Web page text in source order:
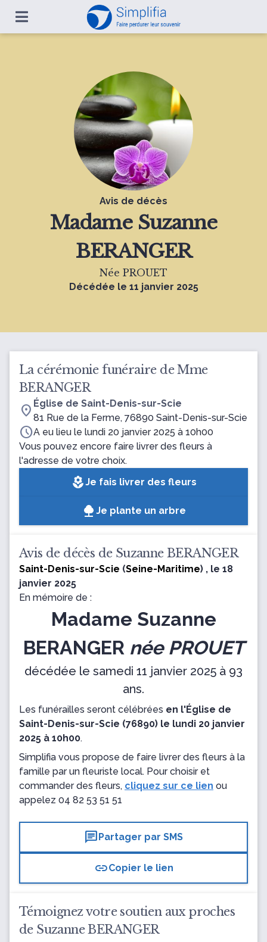
Avis de décès
Madame Suzanne
BERANGER
Née PROUET
Décédée le 11 janvier 2025
La cérémonie funéraire de Mme
BERANGER
location_on Église de Saint-Denis-sur-Scie
81 Rue de la Ferme, 76890 Saint-Denis-sur-Scie
scheduleA eu lieu le lundi 20 janvier 2025 à 10h00
Vous pouvez encore faire livrer des fleurs à
l'adresse de votre choix.
local_floristJe fais livrer des fleurs
Je plante un arbre
Avis de décès de Suzanne BERANGER
Saint-Denis-sur-Scie (Seine-Maritime) , le 18
janvier 2025
En mémoire de :
Madame Suzanne
BERANGER née PROUET
décédée le samedi 11 janvier 2025 à 93
ans.
Les funérailles seront célébrées en l'Église de
Saint-Denis-sur-Scie (76890) le lundi 20 janvier
2025 à 10h00.
Simplifia vous propose de faire livrer des fleurs à la
famille par un fleuriste local. Pour choisir et
commander des fleurs, cliquez sur ce lien ou
appelez 04 82 53 51 51
chatPartager par SMS
linkCopier le lien
Témoignez votre soutien aux proches
de Suzanne BERANGER